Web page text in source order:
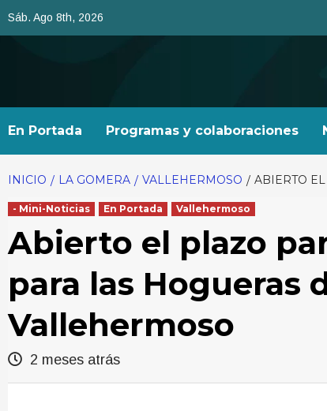
Sáb. Ago 8th, 2026
En Portada Programas y colaboraciones
INICIO LA GOMERA VALLEHERMOSO ABIERTO
- Mini-Noticias En Portada Vallehermoso
Abierto el plazo
para las Hogueras
Vallehermoso
2 meses atrás